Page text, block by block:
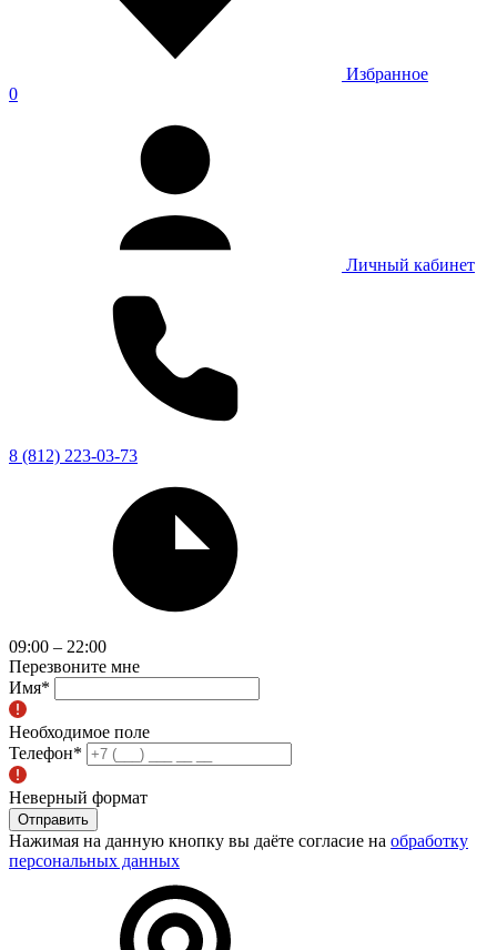
Избранное
0
Личный кабинет
8 (812) 223-03-73
09:00 – 22:00
Перезвоните мне
Имя*
Необходимое поле
Телефон*
Неверный формат
Отправить
Нажимая на данную кнопку вы даёте согласие на обработку
персональных данных